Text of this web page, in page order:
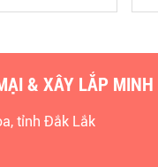
& XÂY LẮP
tỉnh Đắk Lắk